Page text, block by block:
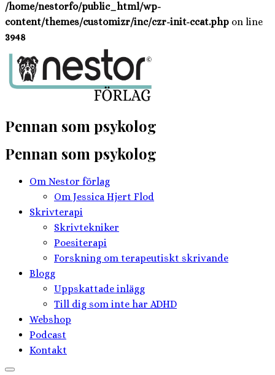
/home/nestorfo/public_html/wp-
content/themes/customizr/inc/czr-init-ccat.php on line
3948
Hoppa
innehåll
Pennan som psykolog
Pennan som psykolog
Om Nestor förlag
Om Jessica Hjert Flod
Skrivterapi
Skrivtekniker
Poesiterapi
Forskning om terapeutiskt skrivande
Blogg
Uppskattade inlägg
Till dig som inte har ADHD
Webshop
Podcast
Kontakt